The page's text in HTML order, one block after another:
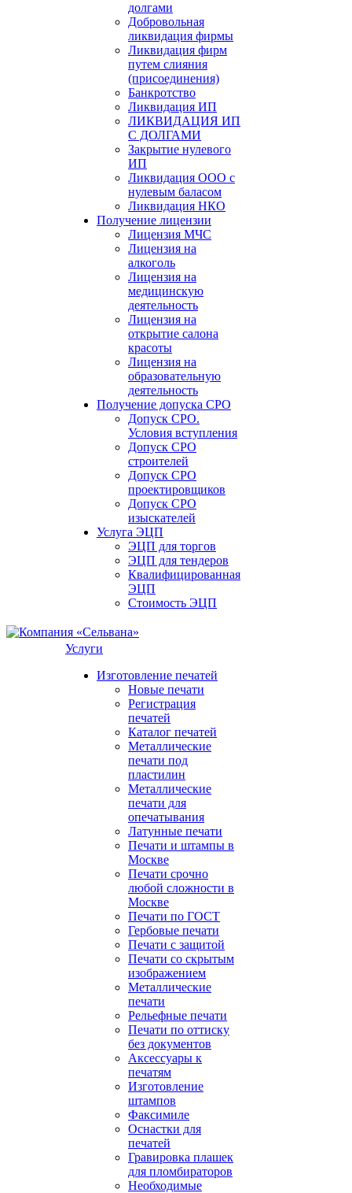
долгами
Добровольная
ликвидация фирмы
Ликвидация фирм
путем слияния
(присоединения)
Банкротство
Ликвидация ИП
ЛИКВИДАЦИЯ ИП
С ДОЛГАМИ
Закрытие нулевого
ИП
Ликвидация ООО с
нулевым баласом
Ликвидация НКО
Получение лицензии
Лицензия МЧС
Лицензия на
алкоголь
Лицензия на
медицинскую
деятельность
Лицензия на
открытие салона
красоты
Лицензия на
образовательную
деятельность
Получение допуска СРО
Допуск СРО.
Условия вступления
Допуск СРО
строителей
Допуск СРО
проектировщиков
Допуск СРО
изыскателей
Услуга ЭЦП
ЭЦП для торгов
ЭЦП для тендеров
Квалифицированная
ЭЦП
Стоимость ЭЦП
Услуги
Изготовление печатей
Новые печати
Регистрация
печатей
Каталог печатей
Металлические
печати под
пластилин
Металлические
печати для
опечатывания
Латунные печати
Печати и штампы в
Москве
Печати срочно
любой сложности в
Москве
Печати по ГОСТ
Гербовые печати
Печати с защитой
Печати со скрытым
изображением
Металлические
печати
Рельефные печати
Печати по оттиску
без документов
Аксессуары к
печатям
Изготовление
штампов
Факсимиле
Оснастки для
печатей
Гравировка плашек
для пломбираторов
Необходимые